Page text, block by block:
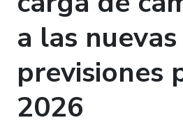
a las nuevas
previsiones
2026